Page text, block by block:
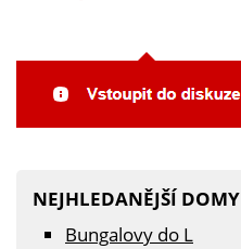
NEJHLEDANĚJŠÍ DOMY
Bungalovy do L